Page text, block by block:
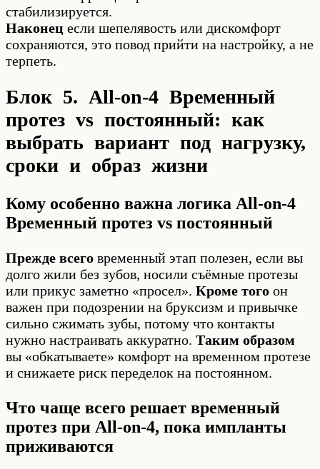
стабилизируется.
Наконец если шепелявость или дискомфорт
сохраняются, это повод прийти на настройку, а не
терпеть.
Блок 5. All-on-4 Временный
протез vs постоянный: как
выбрать вариант под нагрузку,
сроки и образ жизни
Кому особенно важна логика All-on-4
Временный протез vs постоянный
Прежде всего временный этап полезен, если вы
долго жили без зубов, носили съёмные протезы
или прикус заметно «просел». Кроме того он
важен при подозрении на бруксизм и привычке
сильно сжимать зубы, потому что контакты
нужно настраивать аккуратно. Таким образом
вы «обкатываете» комфорт на временном протезе
и снижаете риск переделок на постоянном.
Что чаще всего решает временный
протез при All-on-4, пока импланты
приживаются